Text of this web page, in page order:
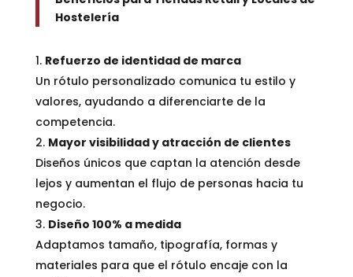
Hostelería
Refuerzo de identidad de marca
Un rótulo personalizado comunica tu estilo y
valores, ayudando a diferenciarte de la
competencia.
Mayor visibilidad y atracción de clientes
Diseños únicos que captan la atención desde
lejos y aumentan el flujo de personas hacia tu
negocio.
Diseño 100% a medida
Adaptamos tamaño, tipografía, formas y
materiales para que el rótulo encaje con la